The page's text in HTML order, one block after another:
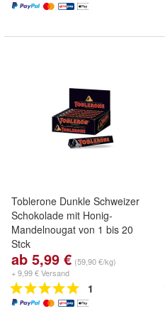
Toblerone Dunkle Schweizer
Schokolade mit Honig-
Mandelnougat von 1 bis 20
Stck
ab 5,99 € (59,90 €/kg)
+ 9,99 € Versand
1